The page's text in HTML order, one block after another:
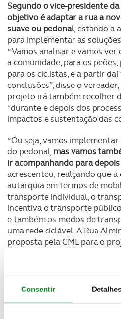
Consentir Detalhes
Segundo o vice-presidente da
objetivo é adaptar a rua a
suave ou pedonal, estando a
para implementar as
“Vamos analisar e vamos
a comunidade, para os
para os ciclistas, e a partir
conclusões”, disse o
projeto irá também recolher
“durante e depois dos
impactos e sustentação das
“Ou seja, vamos
do pedonal, mas vamos
ir acompanhando para
acrescentou, realçando que
autarquia em termos de
transporte individual, o
incentiva o transporte
e também os modos de
uma rede ciclável. A Rua
proposta pela CML para o
uma mistura de usos”, está
onde existe bastante
utilização, e está próxima de